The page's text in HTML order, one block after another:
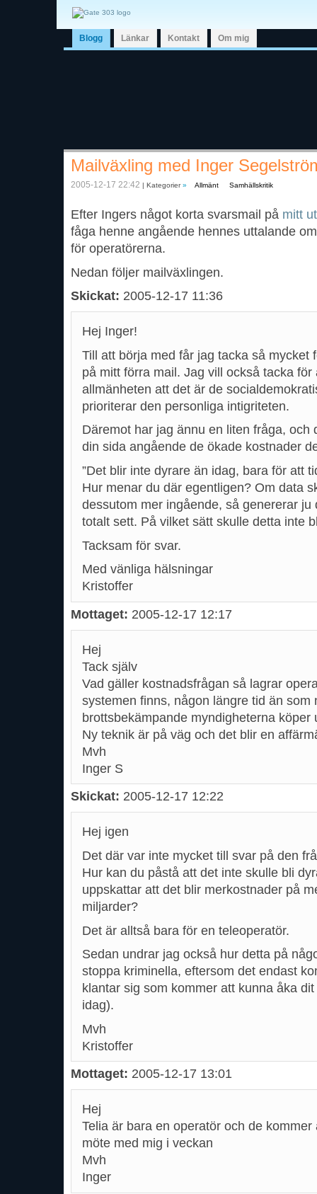
Blogg Länkar Kontakt Om mig
Mailväxling med Inger
2005-12-17 22:42 | Kategorier» Allmänt Samhällskritik
Efter Ingers något korta svarsmail på mitt
fåga henne angående hennes uttalande
för operatörerna.
Nedan följer mailväxlingen.
Skickat: 2005-12-17 11:36
Hej Inger!
Till att börja med får jag tacka så mycket
på mitt förra mail. Jag vill också tacka
allmänheten att det är de
prioriterar den personliga intigriteten.
Däremot har jag ännu en liten fråga, och
din sida angående de ökade kostnader
”Det blir inte dyrare än idag, bara för att
Hur menar du där egentligen? Om data
dessutom mer ingående, så genererar ju
totalt sett. På vilket sätt skulle detta inte
Tacksam för svar.
Med vänliga hälsningar
Kristoffer
Mottaget: 2005-12-17 12:17
Hej
Tack själv
Vad gäller kostnadsfrågan så lagrar
systemen finns, någon längre tid än som
brottsbekämpande myndigheterna köper
Ny teknik är på väg och det blir en
Mvh
Inger S
Skickat: 2005-12-17 12:22
Hej igen
Det där var inte mycket till svar på den
Hur kan du påstå att det inte skulle bli
uppskattar att det blir merkostnader på
miljarder?
Det är alltså bara för en teleoperatör.
Sedan undrar jag också hur detta på
stoppa kriminella, eftersom det endast
klantar sig som kommer att kunna åka
idag).
Mvh
Kristoffer
Mottaget: 2005-12-17 13:01
Hej
Telia är bara en operatör och de
möte med mig i veckan
Mvh
Inger